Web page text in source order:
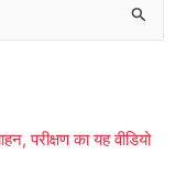
परीक्षण का यह वीडियो